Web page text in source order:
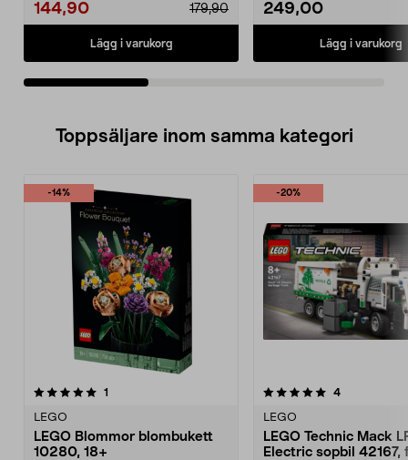
179,90
144,90
Lägg i varukorg
249,00
Lägg i varukorg
Toppsäljare inom samma kategori
-14%
1
LEGO
LEGO Blommor blombukett
10280, 18+
-20%
5.0 av 5 stjärnor 4recensioner
LEGO
LEGO Technic Mack
Electric sopbil 42167,
0.0 av 5 stjärnor